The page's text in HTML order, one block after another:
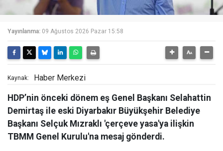
Yayınlanma: 09 Ağustos 2026 Pazar 15:58
Kaynak: Haber Merkezi
HDP’nin önceki dönem eş Genel Başkanı Selahattin
Demirtaş ile eski Diyarbakır Büyükşehir Belediye
Başkanı Selçuk Mızraklı 'çerçeve yasa'ya ilişkin
TBMM Genel Kurulu'na mesaj gönderdi.